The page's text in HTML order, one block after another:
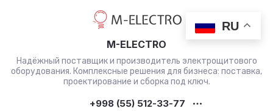
RU
M-ELECTRO
Надёжный поставщик и производитель электрощитового
оборудования. Комплексные решения для бизнеса: поставка,
проектирование и сборка под ключ.
+998 (55) 512-33-77